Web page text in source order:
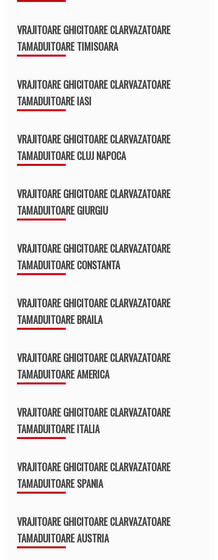
VRAJITOARE GHICITOARE CLARVAZATOARE
TAMADUITOARE TIMISOARA
VRAJITOARE GHICITOARE CLARVAZATOARE
TAMADUITOARE IASI
VRAJITOARE GHICITOARE CLARVAZATOARE
TAMADUITOARE CLUJ NAPOCA
VRAJITOARE GHICITOARE CLARVAZATOARE
TAMADUITOARE GIURGIU
VRAJITOARE GHICITOARE CLARVAZATOARE
TAMADUITOARE CONSTANTA
VRAJITOARE GHICITOARE CLARVAZATOARE
TAMADUITOARE BRAILA
VRAJITOARE GHICITOARE CLARVAZATOARE
TAMADUITOARE AMERICA
VRAJITOARE GHICITOARE CLARVAZATOARE
TAMADUITOARE ITALIA
VRAJITOARE GHICITOARE CLARVAZATOARE
TAMADUITOARE SPANIA
VRAJITOARE GHICITOARE CLARVAZATOARE
TAMADUITOARE AUSTRIA